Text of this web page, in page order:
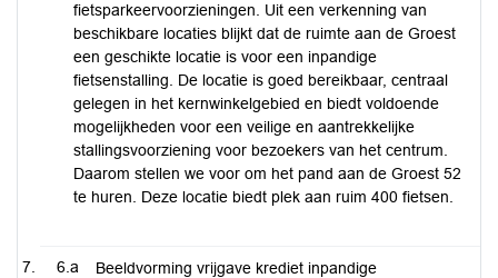
fietsparkeervoorzieningen. Uit een verkenning van
beschikbare locaties blijkt dat de ruimte aan de Groest
een geschikte locatie is voor een inpandige
fietsenstalling. De locatie is goed bereikbaar, centraal
gelegen in het kernwinkelgebied en biedt voldoende
mogelijkheden voor een veilige en aantrekkelijke
stallingsvoorziening voor bezoekers van het centrum.
Daarom stellen we voor om het pand aan de Groest 52
te huren. Deze locatie biedt plek aan ruim 400 fietsen.
6.a
Beeldvorming vrijgave krediet inpandige